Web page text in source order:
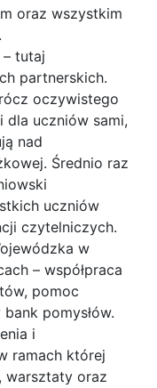
oraz wszystkim
tutaj
partnerskich.
oczywistego
dla uczniów sami,
nad
Średnio raz
uczniów
czytelniczych.
w
– współpraca
pomoc
pomysłów.
i
ramach której
warsztaty oraz